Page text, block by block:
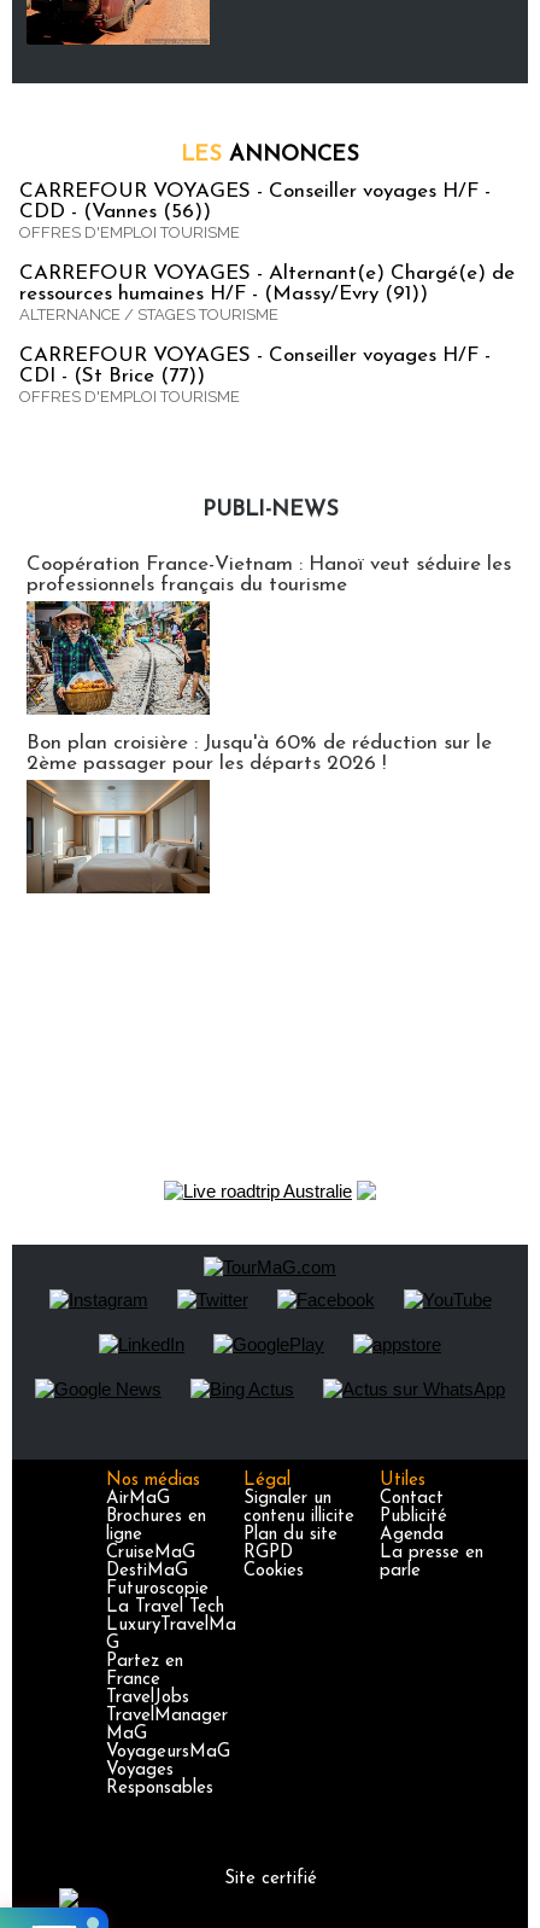
LES ANNONCES
CARREFOUR VOYAGES - Conseiller voyages H/F -
CDD - (Vannes (56))
OFFRES D'EMPLOI TOURISME
CARREFOUR VOYAGES - Alternant(e) Chargé(e) de
ressources humaines H/F - (Massy/Evry (91))
ALTERNANCE / STAGES TOURISME
CARREFOUR VOYAGES - Conseiller voyages H/F -
CDI - (St Brice (77))
OFFRES D'EMPLOI TOURISME
PUBLI-NEWS
Coopération France-Vietnam : Hanoï veut séduire les
professionnels français du tourisme
Bon plan croisière : Jusqu'à 60% de réduction sur le
2ème passager pour les départs 2026 !
Nos médias
AirMaG
Brochures en
ligne
CruiseMaG
DestiMaG
Futuroscopie
La Travel Tech
LuxuryTravelMa
G
Partez en
France
TravelJobs
TravelManager
MaG
VoyageursMaG
Voyages
Responsables
Légal
Signaler un
contenu illicite
Plan du site
RGPD
Cookies
Utiles
Contact
Publicité
Agenda
La presse en
parle
Site certifié